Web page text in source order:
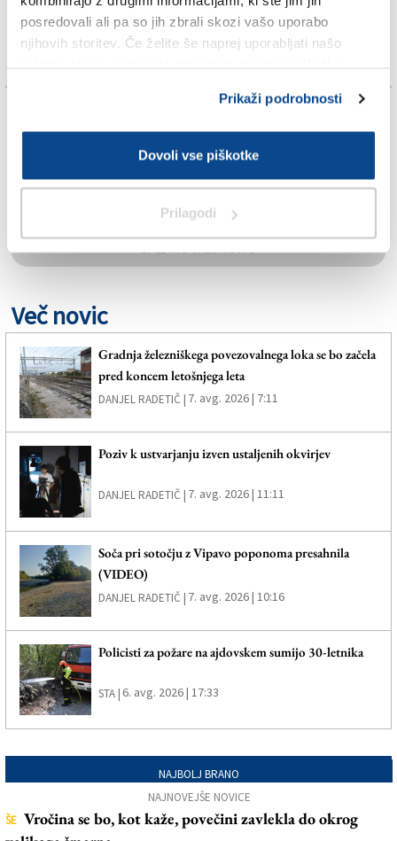
posredovali ali pa so jih zbrali skozi vašo uporabo
njihovih storitev. Če želite še naprej uporabljati našo
Prikaži podrobnosti
Dovoli vse piškotke
Prilagodi
DEZINSEKCIJA
GORICA
SPLETNO UREDNIŠTVO
Več novic
Gradnja železniškega povezovalnega loka se bo začela
pred koncem letošnjega leta
DANJEL RADETIČ | 7. avg. 2026 | 7:11
Poziv k ustvarjanju izven ustaljenih okvirjev
DANJEL RADETIČ | 7. avg. 2026 | 11:11
Soča pri sotočju z Vipavo poponoma presahnila
(VIDEO)
DANJEL RADETIČ | 7. avg. 2026 | 10:16
Policisti za požare na ajdovskem sumijo 30-letnika
STA | 6. avg. 2026 | 17:33
NAJBOLJ BRANO
NAJNOVEJŠE NOVICE
ŠE Vročina se bo, kot kaže, povečini zavlekla do okrog